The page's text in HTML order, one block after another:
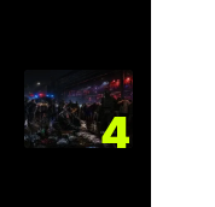
4